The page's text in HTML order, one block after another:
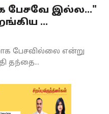
பேசவே இல்ல..."
...
பேசவில்லை என்று
தந்தை...